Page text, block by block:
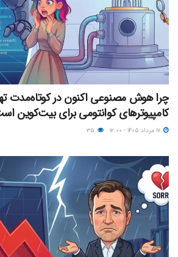
چرا هوش مصنوعی اکنون در کوتاه‌مدت
کامپیوترهای کوانتومی برای بیت‌کوین